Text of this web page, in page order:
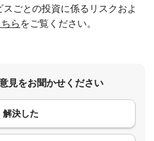
スごとの投資に係るリスクおよ
ら をご覧ください。
見をお聞かせください
解決した
コメント